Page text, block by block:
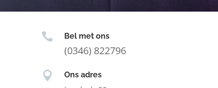
 Bel met ons
(0346) 822796
 Ons adres